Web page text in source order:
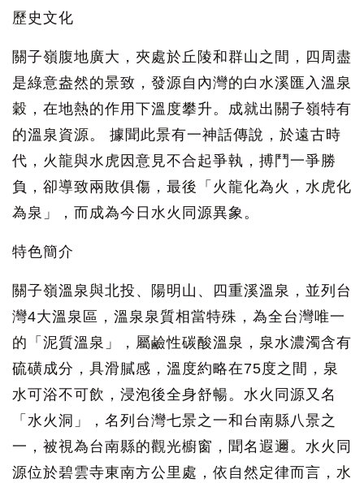
歷史文化
關子嶺腹地廣大，夾處於丘陵和群山之間，四周盡
是綠意盎然的景致，發源自內灣的白水溪匯入溫泉
穀，在地熱的作用下溫度攀升。成就出關子嶺特有
的溫泉資源。 據聞此景有一神話傳說，於遠古時
代，火龍與水虎因意見不合起爭執，搏鬥一爭勝
負，卻導致兩敗俱傷，最後「火龍化為火，水虎化
為泉」，而成為今日水火同源異象。
特色簡介
關子嶺溫泉與北投、陽明山、四重溪溫泉，並列台
灣4大溫泉區，溫泉泉質相當特殊，為全台灣唯一
的「泥質溫泉」，屬鹼性碳酸溫泉，泉水濃濁含有
硫磺成分，具滑膩感，溫度約略在75度之間，泉
水可浴不可飲，浸泡後全身舒暢。水火同源又名
「水火洞」，名列台灣七景之一和台南縣八景之
一，被視為台南縣的觀光櫥窗，聞名遐邇。水火同
源位於碧雲寺東南方公里處，依自然定律而言，水